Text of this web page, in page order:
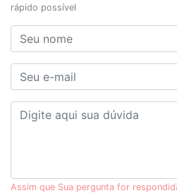
rápido possível
Assim que Sua pergunta for